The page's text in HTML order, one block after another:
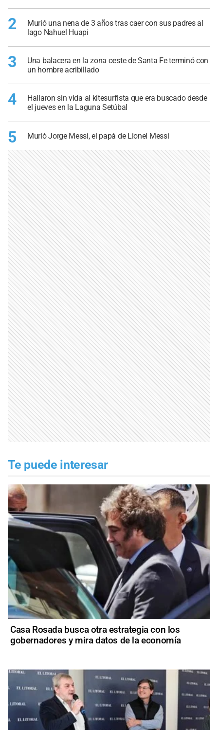
2
Murió una nena de 3 años tras caer con sus padres al
lago Nahuel Huapi
3
Una balacera en la zona oeste de Santa Fe terminó con
un hombre acribillado
4
Hallaron sin vida al kitesurfista que era buscado desde
el jueves en la Laguna Setúbal
5 Murió Jorge Messi, el papá de Lionel Messi
Te puede interesar
Casa Rosada busca otra estrategia con los
gobernadores y mira datos de la economía